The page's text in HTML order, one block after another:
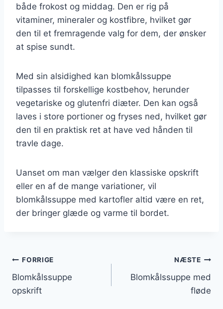
både frokost og middag. Den er rig på
vitaminer, mineraler og kostfibre, hvilket gør
den til et fremragende valg for dem, der ønsker
at spise sundt.
Med sin alsidighed kan blomkålssuppe
tilpasses til forskellige kostbehov, herunder
vegetariske og glutenfri diæter. Den kan også
laves i store portioner og fryses ned, hvilket gør
den til en praktisk ret at have ved hånden til
travle dage.
Uanset om man vælger den klassiske opskrift
eller en af de mange variationer, vil
blomkålssuppe med kartofler altid være en ret,
der bringer glæde og varme til bordet.
Indlægsnavigation
FORRIGE
Blomkålssuppe
opskrift
NÆSTE
Blomkålssuppe med
fløde